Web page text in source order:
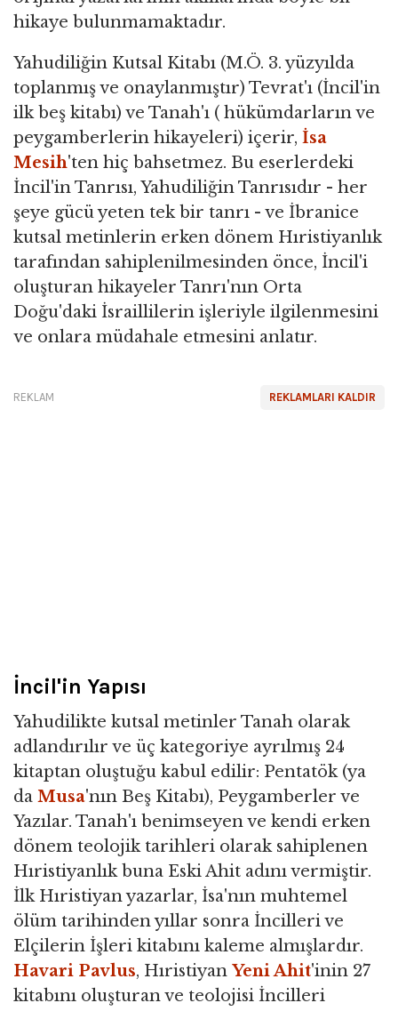
hikaye bulunmamaktadır.
Yahudiliğin Kutsal Kitabı (M.Ö. 3. yüzyılda
toplanmış ve onaylanmıştır) Tevrat'ı (İncil'in
ilk beş kitabı) ve Tanah'ı ( hükümdarların ve
peygamberlerin hikayeleri) içerir, İsa
Mesih'ten hiç bahsetmez. Bu eserlerdeki
İncil'in Tanrısı, Yahudiliğin Tanrısıdır - her
şeye gücü yeten tek bir tanrı - ve İbranice
kutsal metinlerin erken dönem Hıristiyanlık
tarafından sahiplenilmesinden önce, İncil'i
oluşturan hikayeler Tanrı'nın Orta
Doğu'daki İsraillilerin işleriyle ilgilenmesini
ve onlara müdahale etmesini anlatır.
REKLAMLARI KALDIR
REKLAM
İncil'in Yapısı
Yahudilikte kutsal metinler Tanah olarak
adlandırılır ve üç kategoriye ayrılmış 24
kitaptan oluştuğu kabul edilir: Pentatök (ya
da Musa'nın Beş Kitabı), Peygamberler ve
Yazılar. Tanah'ı benimseyen ve kendi erken
dönem teolojik tarihleri olarak sahiplenen
Hıristiyanlık buna Eski Ahit adını vermiştir.
İlk Hıristiyan yazarlar, İsa'nın muhtemel
ölüm tarihinden yıllar sonra İncilleri ve
Elçilerin İşleri kitabını kaleme almışlardır.
Havari Pavlus, Hıristiyan Yeni Ahit'inin 27
kitabını oluşturan ve teolojisi İncilleri